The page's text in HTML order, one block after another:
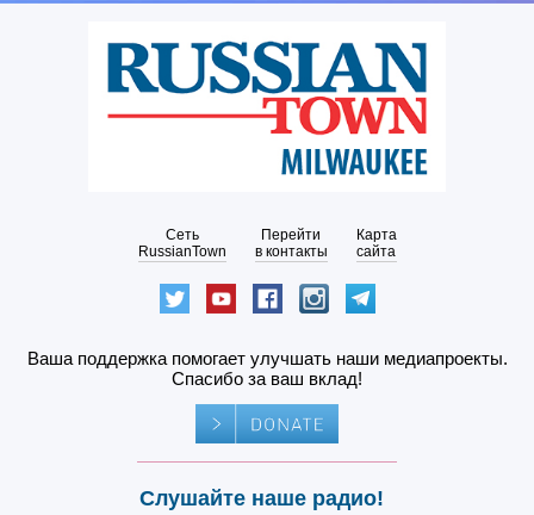
Сеть
RussianTown
Перейти
в контакты
Карта
сайта
Ваша поддержка помогает улучшать наши медиапроекты.
Спасибо за ваш вклад!
Слушайте наше радио!